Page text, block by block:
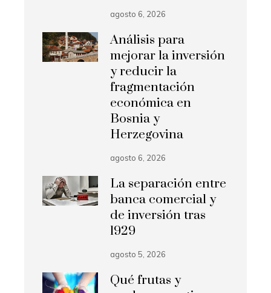
agosto 6, 2026
Análisis para
mejorar la inversión
y reducir la
fragmentación
económica en
Bosnia y
Herzegovina
agosto 6, 2026
La separación entre
banca comercial y
de inversión tras
1929
agosto 5, 2026
Qué frutas y